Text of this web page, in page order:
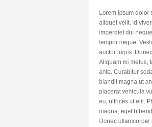
Lorem ipsum dolor
aliquet velit, id
imperdiet dui
tempor neque.
auctor turpis.
Aliquam mi metus,
ante. Curabitur
blandit magna ut
placerat vehicula
eu, ultrices ut elit.
magna, eget
Donec